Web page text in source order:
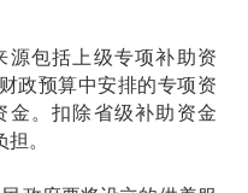
包括上级专项补助资
政预算中安排的专项资
金。扣除省级补助资金
。